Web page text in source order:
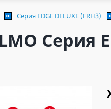
Серия EDGE DELUXE (FRH3)
Серия